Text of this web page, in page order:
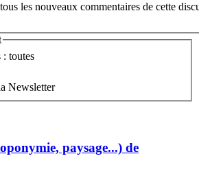
les nouveaux commentaires de cette
: toutes
Newsletter
paysage...) de